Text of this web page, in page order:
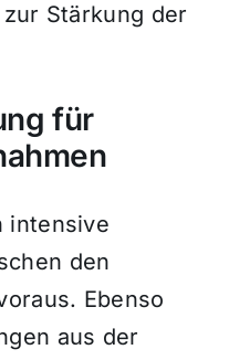
Stärkung der
für
intensive
den
Ebenso
aus der